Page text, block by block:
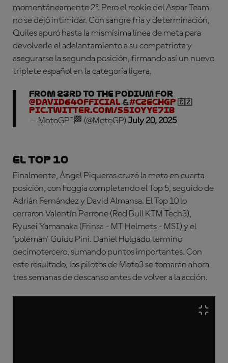
momentáneamente 2º. Pero el rookie del Aspar Team
no se dejó intimidar. Con sangre fría y determinación,
Quiles apuró hasta la mismísima línea de meta para
devolverle el adelantamiento a su compatriota y
asegurarse la segunda posición, firmando así un nuevo
triplete español en la categoría ligera.
From 23rd to the podium for
@david64official 💪#CzechGP 🇨🇿
pic.twitter.com/s5iOyye7ib
— MotoGP™🏁 (@MotoGP) July 20, 2025
El Top 10
Finalmente, Ángel Piqueras cruzó la meta en cuarta
posición, con Foggia completando el Top 5, seguido de
Adrián Fernández y David Almansa. El Top 10 lo
cerraron Valentín Perrone (Red Bull KTM Tech3),
Ryusei Yamanaka (Frinsa - MT Helmets - MSI) y el
'poleman' Guido Pini. Daniel Holgado terminó
decimotercero, sumando puntos importantes. Con
este resultado, los pilotos de Moto3 se tomarán ahora
tres semanas de descanso antes de volver a la acción.